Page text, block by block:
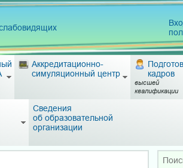
Аккредитационно-
симуляционный центр
кадров
высшей
квалификации
Сведения
об образовательной
организации